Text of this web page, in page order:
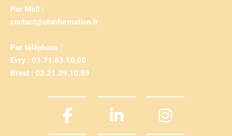
Par Mail :
contact@atonformation.fr
Par téléphone :
Evry : 01.71.63.10.00
Brest : 02.21.09.10.89